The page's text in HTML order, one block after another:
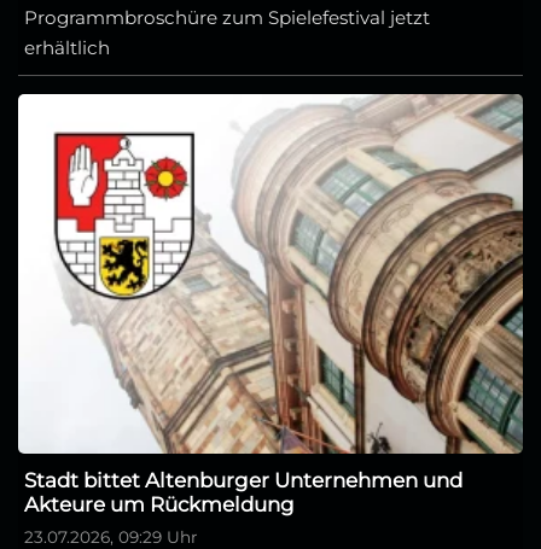
Programmbroschüre zum Spielefestival jetzt
erhältlich
Stadt bittet Altenburger Unternehmen und
Akteure um Rückmeldung
23.07.2026, 09:29 Uhr